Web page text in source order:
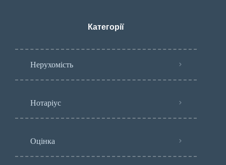
Категорії
Нерухомість
Нотаріус
Оцінка